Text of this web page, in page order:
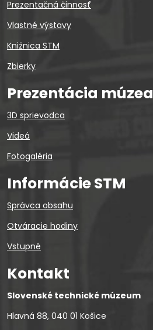
Prezentačná činnosť
Vlastné výstavy
Knižnica STM
Zbierky
Prezentácia múzea
3D sprievodca
Videá
Fotogaléria
Informácie STM
Správca obsahu
Otváracie hodiny
Vstupné
Kontakt
Slovenské technické múzeum
Hlavná 88, 040 01 Košice